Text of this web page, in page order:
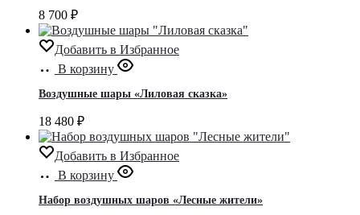
8 700 ₽
Добавить в Избранное
В корзину
Воздушные шары «Лиловая сказка»
18 480 ₽
Добавить в Избранное
В корзину
Набор воздушных шаров «Лесные жители»